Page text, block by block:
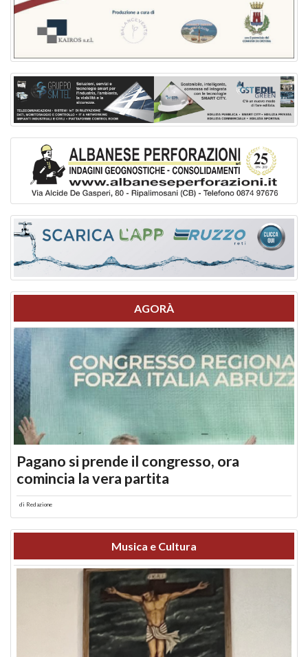
AGORÀ
Pagano si prende il congresso, ora
comincia la vera partita
di Redazione
Musica e Cultura